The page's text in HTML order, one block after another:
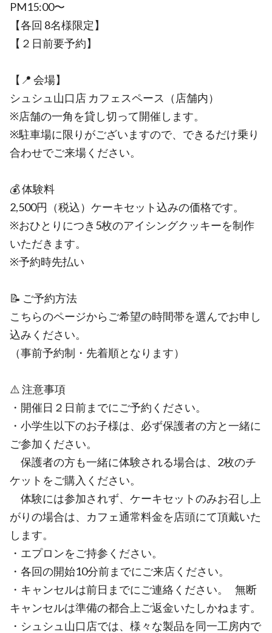
PM15:00〜
【各回 8名様限定】
【２日前要予約】
【📍 会場】
シュシュ山口店 カフェスペース（店舗内）
※店舗の一角を貸し切って開催します。
※駐車場に限りがございますので、できるだけ乗り
合わせでご来場ください。
💰 体験料
2,500円（税込）ケーキセット込みの価格です。
※おひとりにつき5枚のアイシングクッキーを制作
いただきます。
※予約時先払い
📝 ご予約方法
こちらのページからご希望の時間帯を選んでお申し
込みください。
（事前予約制・先着順となります）
⚠️ 注意事項
・開催日２日前までにご予約ください。
・小学生以下のお子様は、必ず保護者の方と一緒に
ご参加ください。
保護者の方も一緒に体験される場合は、2枚のチ
ケットをご購入ください。
体験には参加されず、ケーキセットのみお召し上
がりの場合は、カフェ通常料金を店頭にて頂戴いた
します。
・エプロンをご持参ください。
・各回の開始10分前までにご来店ください。
・キャンセルは前日までにご連絡ください。 無断
キャンセルは準備の都合上ご返金いたしかねます。
・シュシュ山口店では、様々な製品を同一工房内で